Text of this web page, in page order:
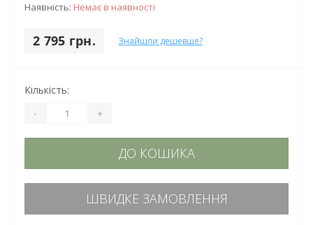
Наявність: Немає в наявності
2 795 грн. Знайшли дешевше?
Кількість:
- +
ДО КОШИКА
ШВИДКЕ ЗАМОВЛЕННЯ